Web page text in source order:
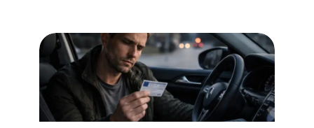
Administratif